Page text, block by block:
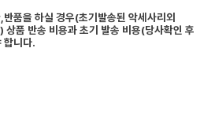
품을 하실 경우(초기발송된 악세사리외
상품 반송 비용과 초기 발송 비용(당사확인 후
합니다.